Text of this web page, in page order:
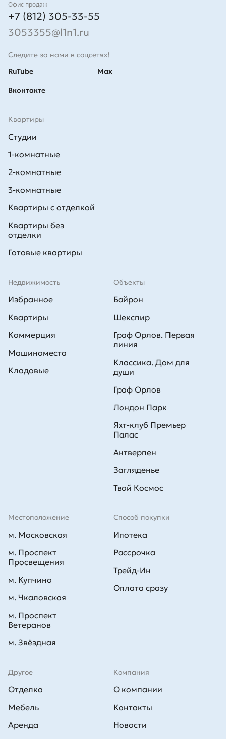
Контакты
Офис продаж
+7 (812) 305-33-55
3053355@l1n1.ru
Следите за нами в соцсетях!
RuTube
Вконтакте
Max
Квартиры
Студии
1-комнатные
2-комнатные
3-комнатные
Квартиры с отделкой
Квартиры без
отделки
Готовые квартиры
Недвижимость
Избранное
Квартиры
Коммерция
Машиноместа
Кладовые
Способ покупки
Ипотека
Рассрочка
Трейд-Ин
Оплата сразу
Объекты
Байрон
Шекспир
Граф Орлов. Первая
линия
Классика. Дом для
души
Граф Орлов
Лондон Парк
Яхт-клуб Премьер
Палас
Антверпен
Загляденье
Твой Космос
Другое
Отделка
Мебель
Аренда
Компания
О компании
Контакты
Новости
Местоположение
м. Московская
м. Проспект
Просвещения
м. Купчино
м. Чкаловская
м. Проспект
Ветеранов
м. Звёздная